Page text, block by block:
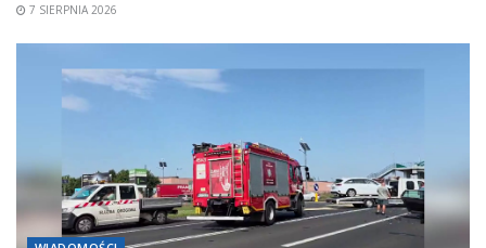
7 SIERPNIA 2026